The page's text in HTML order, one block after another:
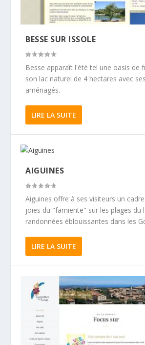
BESSE SUR ISSOLE
Besse apparaît l'été tel une oasis de
son lac naturel de 4 hectares avec
aménagés.
LIRE LA SUITE
AIGUINES
Aiguines offre à ses visiteurs un
joies du "farniente" sur les plages du
randonnées éblouissantes dans les
LIRE LA SUITE